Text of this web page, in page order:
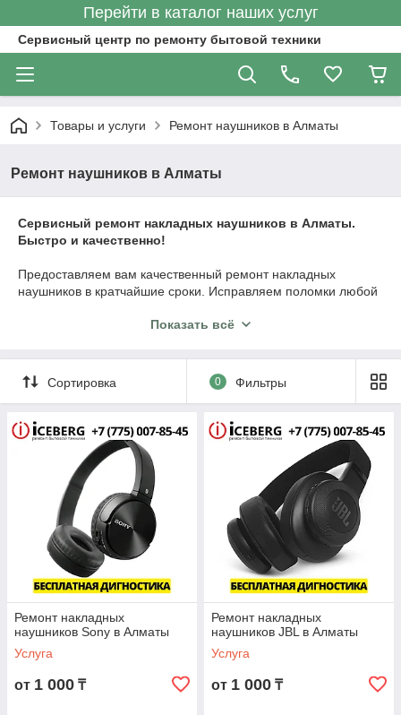
Перейти в каталог наших услуг
Сервисный центр по ремонту бытовой техники
Товары и услуги Ремонт наушников в Алматы
Ремонт наушников в Алматы
Сервисный ремонт накладных наушников в Алматы.
Быстро и качественно!
Предоставляем вам качественный ремонт накладных
наушников в кратчайшие сроки. Исправляем поломки любой
Быстро выявляем в чем неисправность и оперативно
приступаем к ремонту,
ремонт в день обращения.
Обслуживание и модификация, дополнительные услуги по
Ремонт от квалифицированных специалистов с опытом в
ремонте наушников и другой аудио-техники более 8 лет!
В работе используем только оригинальные комплектующие!
Вы можете быть уверены, что останетесь довольны
качеством прозводимого нами ремонтом. Залог низкой и
доступной цены!
Предоставляем вам
официальную гарантиюна ремонт!
Показать всё
Сортировка 0 Фильтры
Ремонт накладных
наушников Sony в Алматы
Услуга
от 1 000 ₸
Ремонт накладных
наушников JBL в Алматы
Услуга
от 1 000 ₸